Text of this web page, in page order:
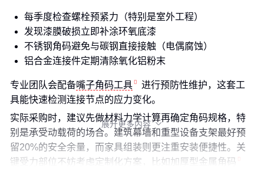
每季度检查螺栓预紧力（特别是室外工程）
发现漆膜破损立即补涂环氧底漆
不锈钢角码避免与碳钢直接接触（电偶腐蚀）
铝合金连接件定期清除氧化铝粉末
专业团队会配备嘴子角码工具
进行预防性维护，这套工
具能快速检测连接节点的应力变化。
实际采购时，建议先做材料力学计算再确定角码规格，特
别是承受动载荷的场合。建筑幕墙和重型设备支架最好预
留20%的安全余量，而家具组装则更注重安装便捷性。关
键受力部位不妨考虑定制化方案，比如加厚型金属角码
展开更多内容 